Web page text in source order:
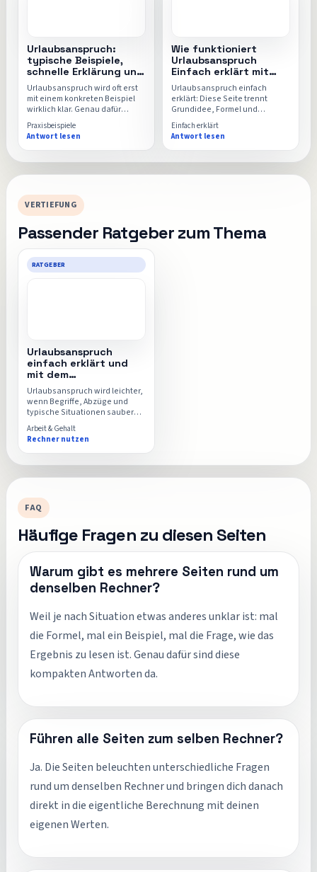
Urlaubsanspruch:
typische Beispiele,
schnelle Erklärung und
direkter Rechner
Urlaubsanspruch wird oft erst
mit einem konkreten Beispiel
wirklich klar. Genau dafür
sammelt diese Seite typische
Alltagssituationen, einfache
Rechenwege und den
passenden Einsatz für den
Urlaubsrechner.
Praxisbeispiele
Antwort lesen
Wie funktioniert
Urlaubsanspruch
Einfach erklärt mit
Rechner, Formel und
FAQ
Urlaubsanspruch einfach
erklärt: Diese Seite trennt
Grundidee, Formel und
typische Missverständnisse
sauber voneinander, damit der
Urlaubsrechner danach
intuitiver und sicherer nutzbar
wird.
Einfach erklärt
Antwort lesen
VERTIEFUNG
Passender Ratgeber zum Thema
RATGEBER
Urlaubsanspruch
einfach erklärt und
mit dem
Urlaubsrechner
berechnet
Urlaubsanspruch wird leichter,
wenn Begriffe, Abzüge und
typische Situationen sauber
getrennt sind. Dieser Ratgeber
ordnet genau das ein und zeigt
dir, wann der Urlaubsrechner
für deinen Fall hilfreich ist.
Arbeit & Gehalt
Rechner nutzen
FAQ
Häufige Fragen zu diesen Seiten
Warum gibt es mehrere Seiten rund um
denselben Rechner?
Weil je nach Situation etwas anderes unklar ist: mal
die Formel, mal ein Beispiel, mal die Frage, wie das
Ergebnis zu lesen ist. Genau dafür sind diese
kompakten Antworten da.
Führen alle Seiten zum selben Rechner?
Ja. Die Seiten beleuchten unterschiedliche Fragen
rund um denselben Rechner und bringen dich danach
direkt in die eigentliche Berechnung mit deinen
eigenen Werten.